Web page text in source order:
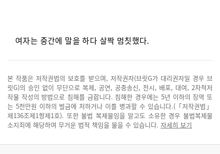
여자는 중간에 말을 하다 살짝 멈칫했다.
본 작품은 저작권법의 보호를 받으며, 저작권자(브릿G가 대리권자일 경우 브
릿G)의 승인 없이 무단으로 복제, 공연, 공중송신, 전시, 배포, 대여, 2차적저
작물 작성의 방법으로 침해를 금합니다. 침해한 경우에는 5년 이하의 징역 또
는 5천만원 이하의 벌금에 처하거나 이를 병과할 수 있습니다.(「저작권법」
제136조제1항제1호). 또한 불법 복제물임을 알고도 소유한 경우 불법복제물
소지죄에 해당하여 무거운 법적 책임을 물을 수 있습니다. 자세히 보기